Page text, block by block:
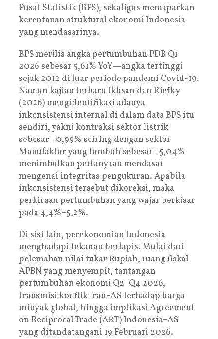
Pusat Statistik (BPS), sekaligus memaparkan
kerentanan struktural ekonomi Indonesia
yang mendasarinya.
BPS merilis angka pertumbuhan PDB Q1
2026 sebesar 5,61% YoY—angka tertinggi
sejak 2012 di luar periode pandemi Covid-19.
Namun kajian terbaru Ikhsan dan Riefky
(2026) mengidentifikasi adanya
inkonsistensi internal di dalam data BPS itu
sendiri, yakni kontraksi sektor listrik
sebesar −0,99% seiring dengan sektor
Manufaktur yang tumbuh sebesar +5,04%
menimbulkan pertanyaan mendasar
mengenai integritas pengukuran. Apabila
inkonsistensi tersebut dikoreksi, maka
perkiraan pertumbuhan yang wajar berkisar
pada 4,4%–5,2%.
Di sisi lain, perekonomian Indonesia
menghadapi tekanan berlapis. Mulai dari
pelemahan nilai tukar Rupiah, ruang fiskal
APBN yang menyempit, tantangan
pertumbuhan ekonomi Q2–Q4 2026,
transmisi konflik Iran–AS terhadap harga
minyak global, hingga implikasi Agreement
on Reciprocal Trade (ART) Indonesia–AS
yang ditandatangani 19 Februari 2026.